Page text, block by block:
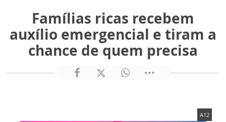
Famílias ricas recebem
auxílio emergencial e tiram a
chance de quem precisa
A12